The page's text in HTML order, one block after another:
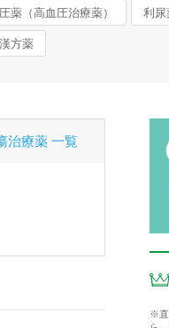
薬（高血圧治療薬） 利尿
漢方薬
治療薬 一覧
※直